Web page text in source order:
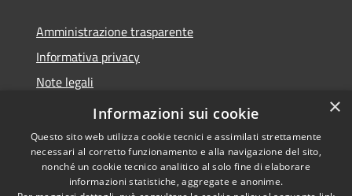
Amministrazione trasparente
Informativa privacy
Note legali
Dichiarazione di accessibilità
Copyright © 2026 • Comune di
×
Informazioni sui cookie
Questo sito web utilizza cookie tecnici e assimilati strettamente
necessari al corretto funzionamento e alla navigazione del sito,
nonché un cookie tecnico analitico al solo fine di elaborare
informazioni statistiche, aggregate e anonime.